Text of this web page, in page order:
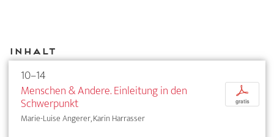
Inhalt
10–14
Menschen & Andere. Einleitung in den
Schwerpunkt
Marie-Luise Angerer, Karin Harrasser
p
gratis